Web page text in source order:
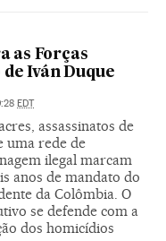
as Forças
Iván Duque
EDT
assassinatos de
uma rede de
ilegal marcam
anos de mandato do
da Colômbia. O
se defende com a
dos homicídios